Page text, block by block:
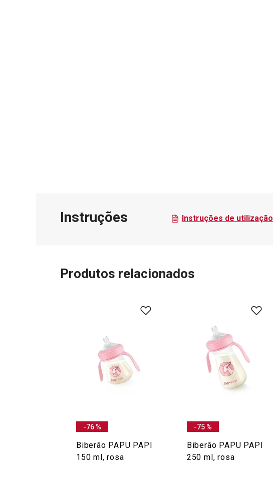
Instruções Instruções de utilização
Produtos relacionados
-76 %
Biberão PAPU PAPI
150 ml, rosa
-75 %
Biberão PAPU PAPI
250 ml, rosa